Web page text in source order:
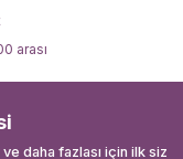
arası
daha fazlası için ilk siz